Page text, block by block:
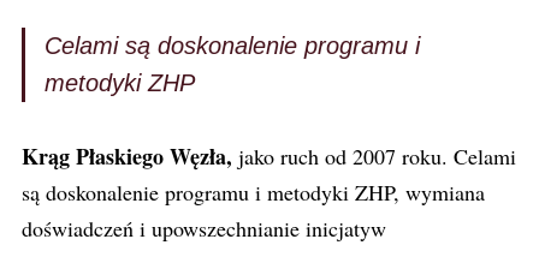
Celami są doskonalenie programu i
metodyki ZHP
Krąg Płaskiego Węzła, jako ruch od 2007 roku. Celami
są doskonalenie programu i metodyki ZHP, wymiana
doświadczeń i upowszechnianie inicjatyw